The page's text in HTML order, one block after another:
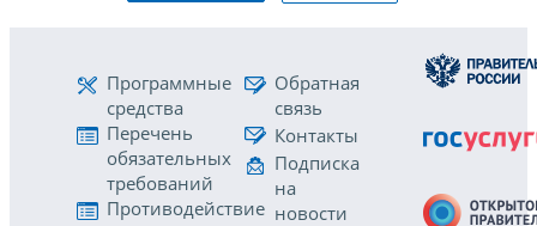
Программные
средства
Перечень
обязательных
требований
Противодействие
Обратная
связь
Контакты
Подписка
на
новости